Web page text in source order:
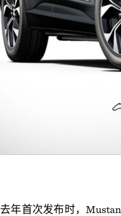
去年首次发布时，